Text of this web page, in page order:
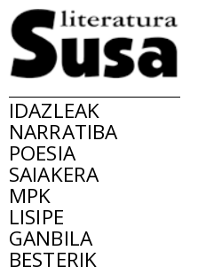
IDAZLEAK
NARRATIBA
POESIA
SAIAKERA
MPK
LISIPE
GANBILA
BESTERIK